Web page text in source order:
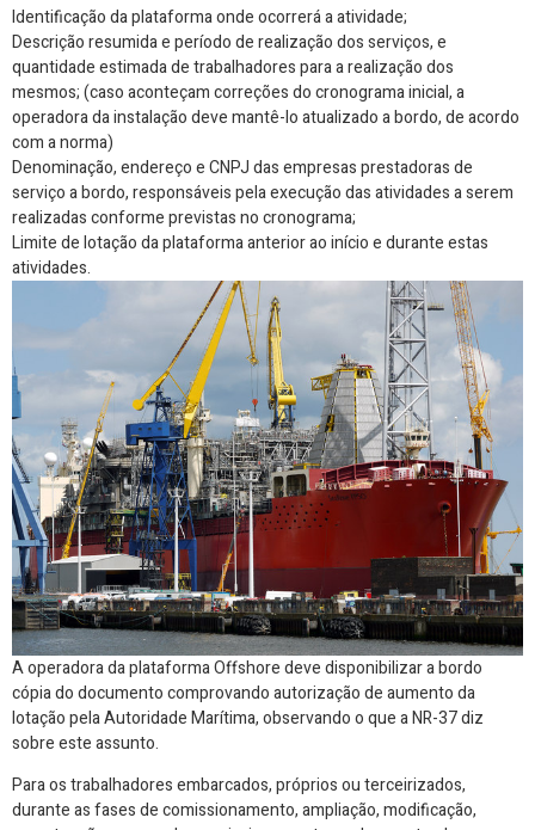
Identificação da plataforma onde ocorrerá a atividade;
Descrição resumida e período de realização dos serviços, e
quantidade estimada de trabalhadores para a realização dos
mesmos; (caso aconteçam correções do cronograma inicial, a
operadora da instalação deve mantê-lo atualizado a bordo, de acordo
com a norma)
Denominação, endereço e CNPJ das empresas prestadoras de
serviço a bordo, responsáveis pela execução das atividades a serem
realizadas conforme previstas no cronograma;
Limite de lotação da plataforma anterior ao início e durante estas
atividades.
A operadora da plataforma Offshore deve disponibilizar a bordo
cópia do documento comprovando autorização de aumento da
lotação pela Autoridade Marítima, observando o que a NR-37 diz
sobre este assunto.
Para os trabalhadores embarcados, próprios ou terceirizados,
durante as fases de comissionamento, ampliação, modificação,